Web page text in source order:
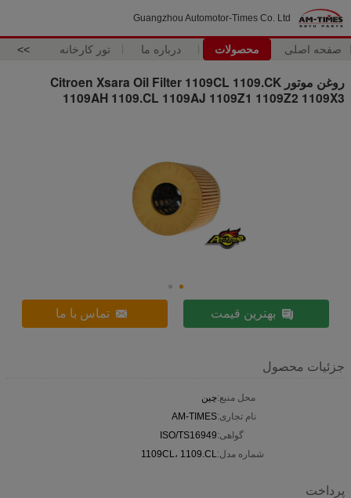
Guangzhou Automotor-Times Co. Ltd
صفحه اصلی محصولات درباره ما تور کارخانه >>
روغن موتور Citroen Xsara Oil Filter 1109CL 1109.CK
1109AH 1109.CL 1109AJ 1109Z1 1109Z2 1109X3
بهترین قیمت تماس با ما
جزئیات محصول
محل منبع:چین
نام تجاری:AM-TIMES
گواهی:ISO/TS16949
شماره مدل:1109CL، 1109.CL
پرداخت